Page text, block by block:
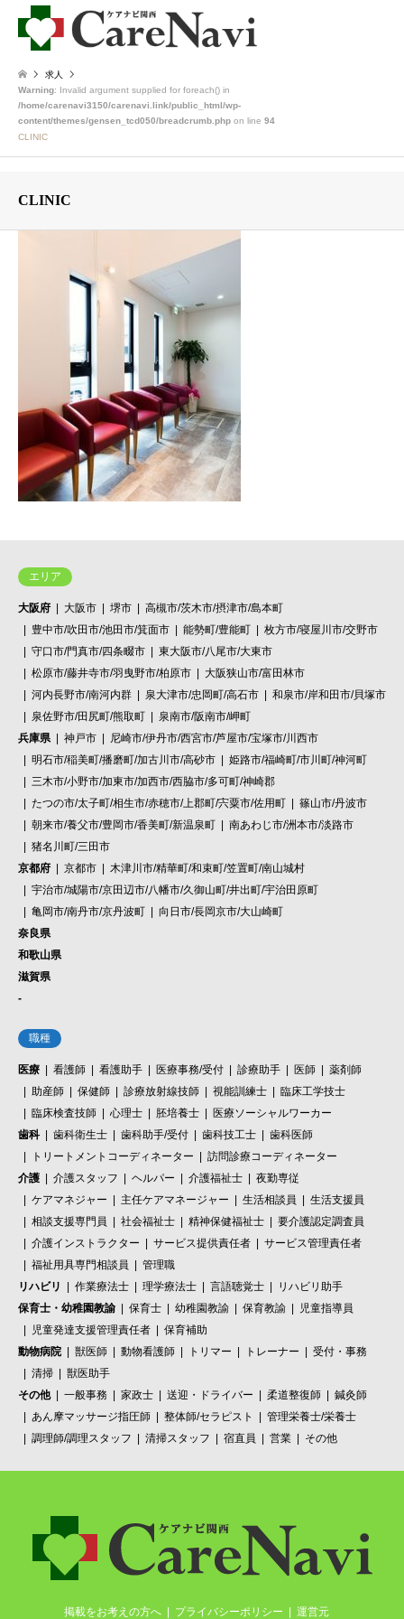
求人
Warning: Invalid argument supplied for foreach() in
/home/carenavi3150/carenavi.link/public_html/wp-
content/themes/gensen_tcd050/breadcrumb.php on line 94
CLINIC
CLINIC
エリア
大阪府 大阪市 堺市
高槻市/茨木市/摂津市/島本町
豊中市/吹田市/池田市/箕面市
能勢町/豊能町
枚方市/寝屋川市/交野市
守口市/門真市/四条畷市
東大阪市/八尾市/大東市
松原市/藤井寺市/羽曳野市/柏原市
大阪狭山市/富田林市
河内長野市/南河内群
泉大津市/忠岡町/高石市
和泉市/岸和田市/貝塚市
泉佐野市/田尻町/熊取町
泉南市/阪南市/岬町
兵庫県
神戸市
尼崎市/伊丹市/西宮市/芦屋市/宝塚市/川西市
明石市/稲美町/播磨町/加古川市/高砂市
姫路市/福崎町/市川町/神河町
三木市/小野市/加東市/加西市/西脇市/多可町/神崎郡
たつの市/太子町/相生市/赤穂市/上郡町/宍粟市/佐用町
篠山市/丹波市
朝来市/養父市/豊岡市/香美町/新温泉町
南あわじ市/洲本市/淡路市
猪名川町/三田市
京都府
京都市
木津川市/精華町/和束町/笠置町/南山城村
宇治市/城陽市/京田辺市/八幡市/久御山町/井出町/宇治田原町
亀岡市/南丹市/京丹波町
向日市/長岡京市/大山崎町
奈良県
和歌山県
滋賀県
-
職種
医療 看護師 看護助手 医療事務/受付 診療助手 医師
薬剤師
助産師
保健師 診療放射線技師 視能訓練士
臨床工学技士
臨床検査技師
心理士 胚培養士
医療ソーシャルワーカー
歯科
歯科衛生士 歯科助手/受付 歯科技工士
歯科医師
トリートメントコーディネーター
訪問診療コーディネーター
介護
介護スタッフ ヘルパー 介護福祉士
夜勤専従
ケアマネジャー
主任ケアマネージャー 生活相談員
生活支援員
相談支援専門員
社会福祉士 精神保健福祉士
要介護認定調査員
介護インストラクター
サービス提供責任者
サービス管理責任者
福祉用具専門相談員
管理職
リハビリ
作業療法士 理学療法士 言語聴覚士
リハビリ助手
保育士・幼稚園教諭
保育士 幼稚園教諭 保育教諭
児童指導員
児童発達支援管理責任者
保育補助
動物病院
獣医師 動物看護師 トリマー トレーナー
受付・事務
清掃
獣医助手
その他
一般事務 家政士 送迎・ドライバー 柔道整復師
鍼灸師
あん摩マッサージ指圧師
整体師/セラピスト
管理栄養士/栄養士
調理師/調理スタッフ
清掃スタッフ 宿直員 営業 その他
掲載をお考えの方へ プライバシーポリシー 運営元